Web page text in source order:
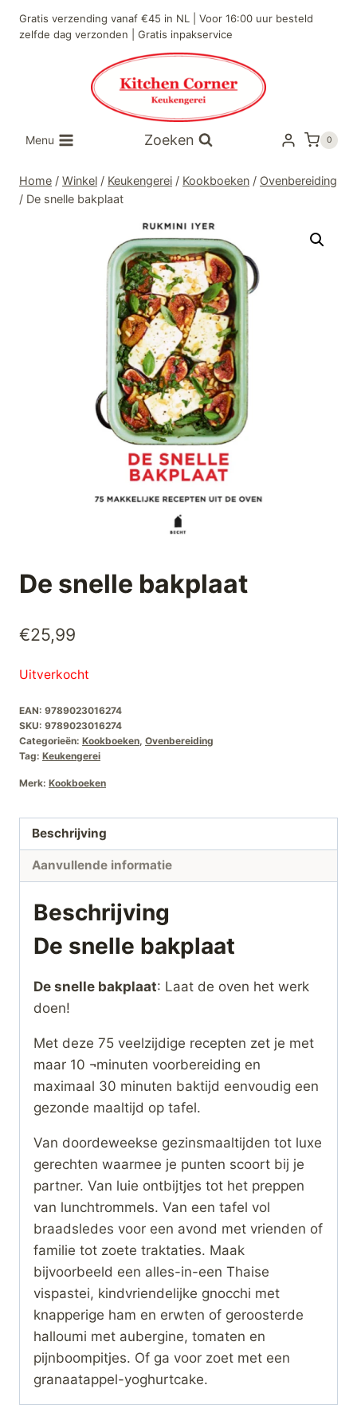
naar
Gratis verzending vanaf €45 in NL | Voor 16:00 uur besteld
zelfde dag verzonden | Gratis inpakservice
Menu Zoeken 0
Home / Winkel / Keukengerei / Kookboeken / Ovenbereiding
/ De snelle bakplaat
De snelle bakplaat
€25,99
Uitverkocht
EAN: 9789023016274
SKU: 9789023016274
Categorieën: Kookboeken, Ovenbereiding
Tag: Keukengerei
Merk: Kookboeken
Beschrijving
Aanvullende informatie
Beschrijving
De snelle bakplaat
De snelle bakplaat: Laat de oven het werk
doen!
Met deze 75 veelzijdige recepten zet je met
maar 10 ¬minuten voorbereiding en
maximaal 30 minuten baktijd eenvoudig een
gezonde maaltijd op tafel.
Van doordeweekse gezinsmaaltijden tot luxe
gerechten waarmee je punten scoort bij je
partner. Van luie ontbijtjes tot het preppen
van lunchtrommels. Van een tafel vol
braadsledes voor een avond met vrienden of
familie tot zoete traktaties. Maak
bijvoorbeeld een alles-in-een Thaise
vispastei, kindvriendelijke gnocchi met
knapperige ham en erwten of geroosterde
halloumi met aubergine, tomaten en
pijnboompitjes. Of ga voor zoet met een
granaatappel-yoghurtcake.